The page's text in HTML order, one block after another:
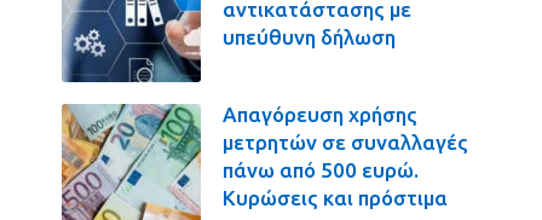
αντικατάστασης με
υπεύθυνη δήλωση
Απαγόρευση χρήσης
μετρητών σε συναλλαγές
πάνω από 500 ευρώ.
Κυρώσεις και πρόστιμα